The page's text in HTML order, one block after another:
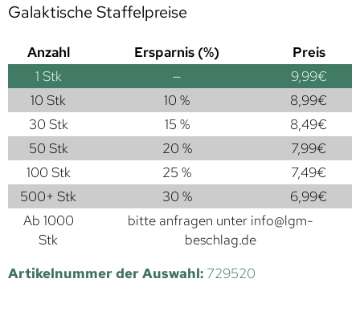
Galaktische Staffelpreise
Anzahl Ersparnis (%)
Preis
1 Stk — 9,99€
10 Stk
10 % 8,99€
30 Stk
15 % 8,49€
50 Stk
20 % 7,99€
100 Stk
25 % 7,49€
500+ Stk
30 % 6,99€
Ab 1000
Stk
bitte anfragen unter info@lgm-
beschlag.de
Artikelnummer der Auswahl: 729520